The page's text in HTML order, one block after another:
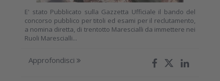
E' stato Pubblicato sulla Gazzetta Ufficiale il bando del
concorso pubblico per titoli ed esami per il reclutamento,
a nomina diretta, di trentotto Marescialli da immettere nei
Ruoli Marescialli...
Approfondisci